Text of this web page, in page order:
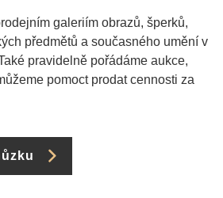
galeriím obrazů, šperků,
předmětů a současného umění v
pravidelně pořádáme aukce,
pomoct prodat cennosti za